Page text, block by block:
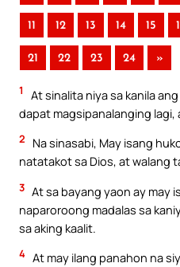
11 12 13 14 15
21 22 23 24 »
1
At sinalita niya sa kanila
dapat magsipanalanging
2
Na sinasabi, May isang
natatakot sa Dios, at walang
3 At sa bayang yaon ay may
naparoroong madalas sa
sa aking kaalit.
4 At may ilang panahon na